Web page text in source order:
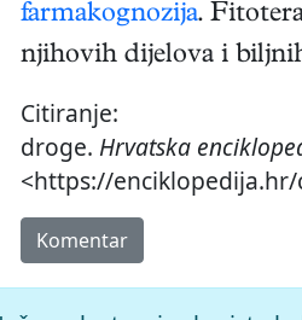
farmakognozija.
njihovih dijelova i
Citiranje:
droge. Hrvatska
<https://
Komentar